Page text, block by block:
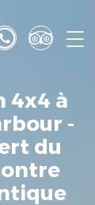
4x4 à
-
du